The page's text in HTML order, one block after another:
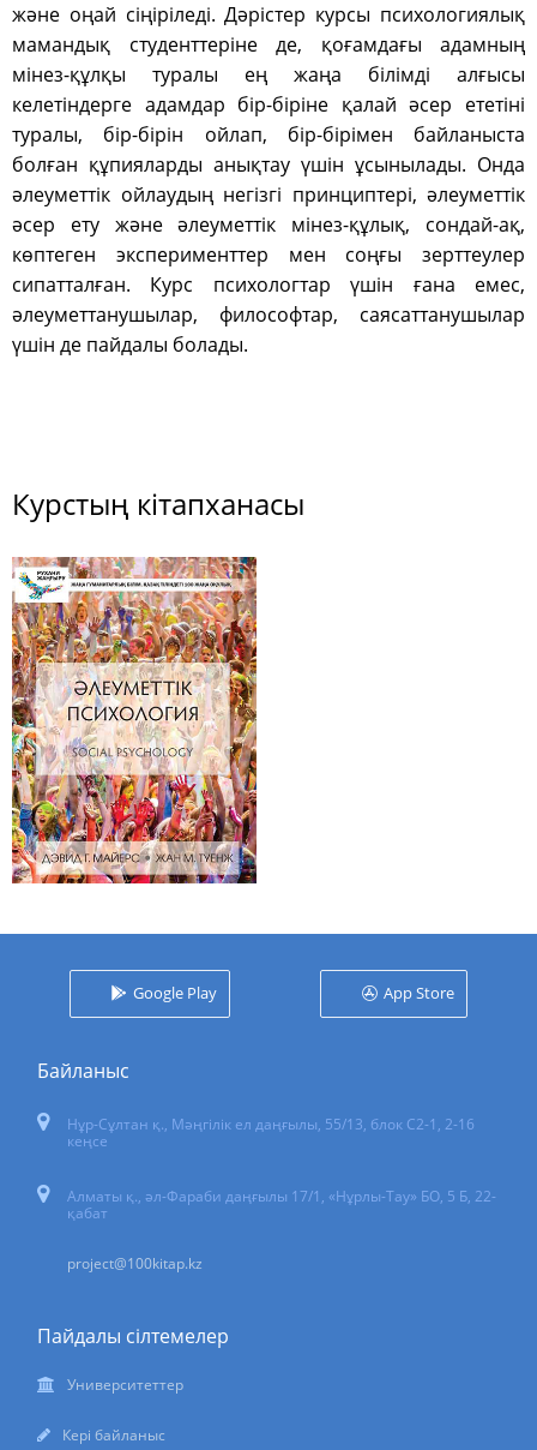
және оңай сіңіріледі. Дәрістер курсы психологиялық
мамандық студенттеріне де, қоғамдағы адамның
мінез-құлқы туралы ең жаңа білімді алғысы
келетіндерге адамдар бір-біріне қалай әсер ететіні
туралы, бір-бірін ойлап, бір-бірімен байланыста
болған құпияларды анықтау үшін ұсынылады. Онда
әлеуметтік ойлаудың негізгі принциптері, әлеуметтік
әсер ету және әлеуметтік мінез-құлық, сондай-ақ,
көптеген эксперименттер мен соңғы зерттеулер
сипатталған. Курс психологтар үшін ғана емес,
әлеуметтанушылар, философтар, саясаттанушылар
үшін де пайдалы болады.
Курстың кітапханасы
Google Play App Store
Байланыс
Нұр-Сұлтан қ., Мәңгілік ел даңғылы, 55/13, блок С2-1, 2-16
кеңсе
Алматы қ., әл-Фараби даңғылы 17/1, «Нұрлы-Тау» БО, 5 Б, 22-
қабат
project@100kitap.kz
Пайдалы сілтемелер
Университеттер
Кері байланыс